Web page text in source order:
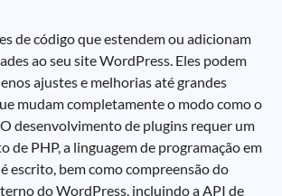
de código que estendem ou adicionam
ao seu site WordPress. Eles podem
ajustes e melhorias até grandes
mudam completamente o modo como o
desenvolvimento de plugins requer um
de PHP, a linguagem de programação em
escrito, bem como compreensão do
do WordPress, incluindo a API de